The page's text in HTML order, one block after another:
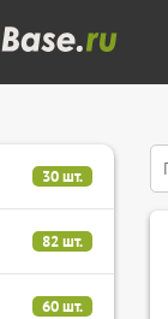
30 шт.
82 шт.
60 шт.